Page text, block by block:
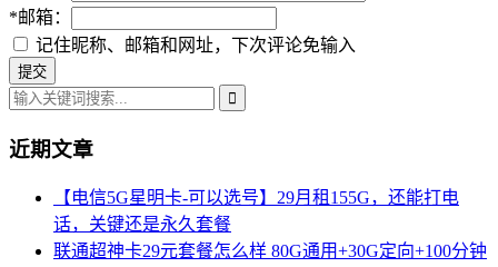
*邮箱：
记住昵称、邮箱和网址，下次评论免输入
近期文章
【电信5G星明卡-可以选号】29月租155G，还能打电
话，关键还是永久套餐
联通超神卡29元套餐怎么样 80G通用+30G定向+100分钟